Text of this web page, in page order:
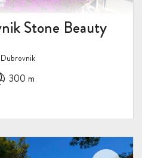
Stone Beauty
300 m